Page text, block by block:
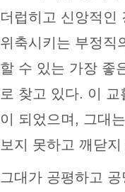
더럽히고 신앙적인
위축시키는 부정직
할 수 있는 가장 좋
로 찾고 있다. 이
이 되었으며, 그대
보지 못하고 깨닫
그대가 공평하고